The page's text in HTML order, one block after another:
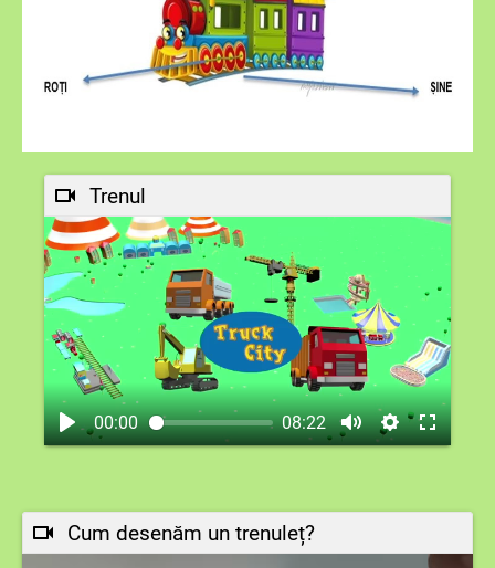
Trenul
00:00 08:22
Cum desenăm un trenuleț?